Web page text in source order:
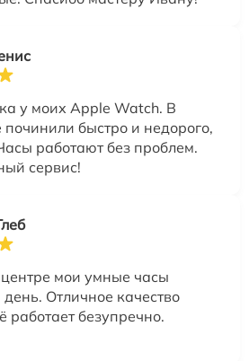
у моих Apple Watch. В
починили быстро и недорого,
работают без проблем.
сервис!
мои умные часы
Отличное качество
работает безупречно.